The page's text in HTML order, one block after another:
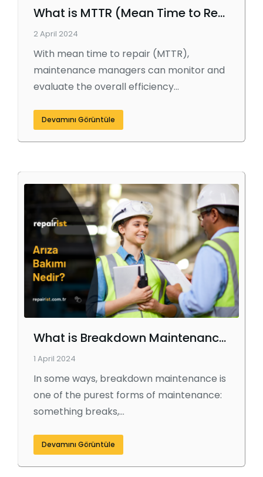
What is MTTR (Mean Time to Repair)?
2 April 2024
With mean time to repair (MTTR),
maintenance managers can monitor and
evaluate the overall efficiency…
Devamını Görüntüle
What is Breakdown Maintenance?
1 April 2024
In some ways, breakdown maintenance is
one of the purest forms of maintenance:
something breaks,…
Devamını Görüntüle